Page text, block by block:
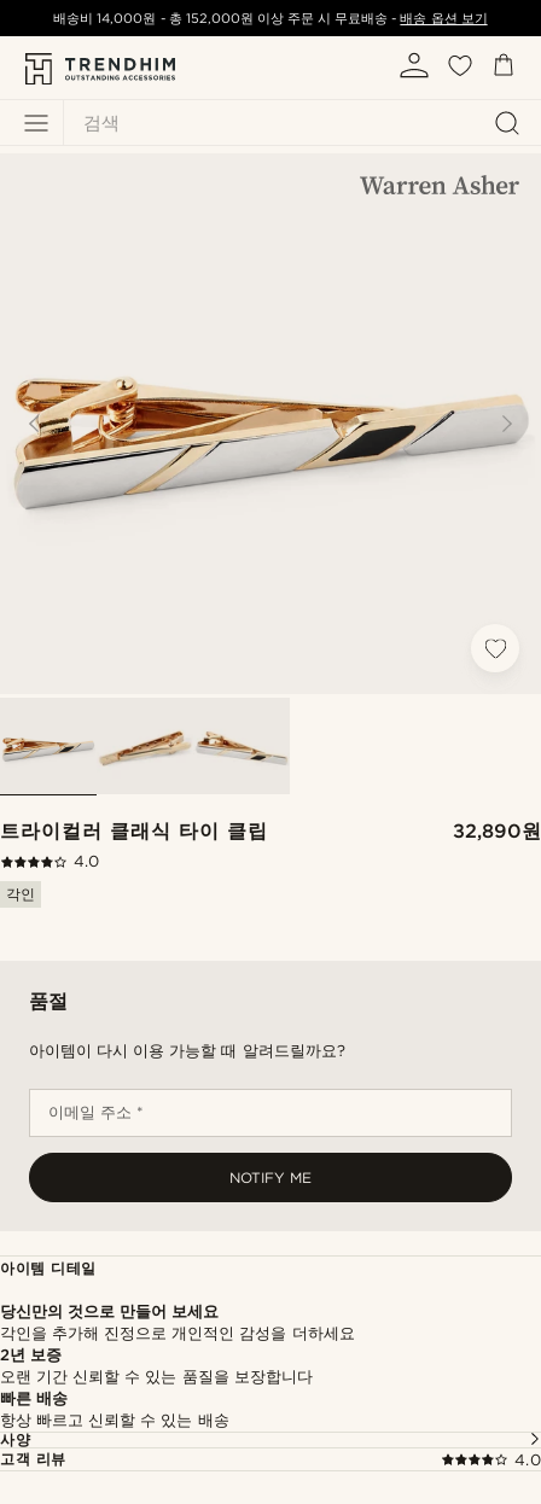
검색
배송비14,000원 - 총 152,000원 이상 주문 시 무료배송 -배송 옵션 보기
트라이컬러 클래식 타이 클립 32,890원
4.0
각인
품절
아이템이 다시 이용 가능할 때 알려드릴까요?
이메일 주소 *
NOTIFY ME
아이템 디테일
당신만의 것으로 만들어 보세요
각인을 추가해 진정으로 개인적인 감성을 더하세요
2년 보증
오랜 기간 신뢰할 수 있는 품질을 보장합니다
빠른 배송
항상 빠르고 신뢰할 수 있는 배송
사양
고객 리뷰
4.0